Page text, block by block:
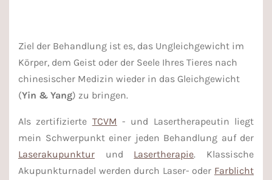
Ziel der Behandlung ist es, das Ungleichgewicht im
Körper, dem Geist oder der Seele Ihres Tieres nach
chinesischer Medizin wieder in das Gleichgewicht
(Yin & Yang) zu bringen.
Als zertifizierte TCVM - und Lasertherapeutin liegt
mein Schwerpunkt einer jeden Behandlung auf der
Laserakupunktur und Lasertherapie. Klassische
Akupunkturnadel werden durch Laser- oder Farblicht